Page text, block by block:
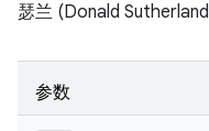
瑟兰 (Donald
参数